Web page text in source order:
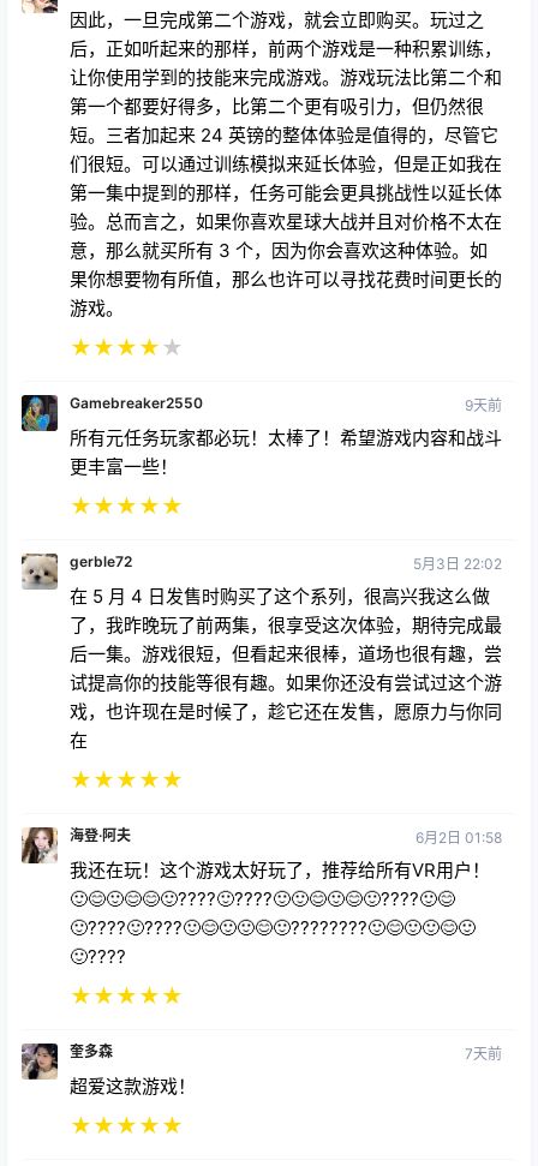
因此，一旦完成第二个游戏，就会立即购买。玩过之
后，正如听起来的那样，前两个游戏是一种积累训练，
让你使用学到的技能来完成游戏。游戏玩法比第二个和
第一个都要好得多，比第二个更有吸引力，但仍然很
短。三者加起来 24 英镑的整体体验是值得的，尽管它
们很短。可以通过训练模拟来延长体验，但是正如我在
第一集中提到的那样，任务可能会更具挑战性以延长体
验。总而言之，如果你喜欢星球大战并且对价格不太在
意，那么就买所有 3 个，因为你会喜欢这种体验。如
果你想要物有所值，那么也许可以寻找花费时间更长的
游戏。
★★★★★
Gamebreaker2550 9天前
所有元任务玩家都必玩！太棒了！希望游戏内容和战斗
更丰富一些！
★★★★★
gerble72 5月3日 22:02
在 5 月 4 日发售时购买了这个系列，很高兴我这么做
了，我昨晚玩了前两集，很享受这次体验，期待完成最
后一集。游戏很短，但看起来很棒，道场也很有趣，尝
试提高你的技能等很有趣。如果你还没有尝试过这个游
戏，也许现在是时候了，趁它还在发售，愿原力与你同
在
★★★★★
海登·阿夫 6月2日 01:58
我还在玩！这个游戏太好玩了，推荐给所有VR用户！
🙂😊🙂😊😊🙂????🙂????🙂🙂😊🙂😊🙂????🙂😊
🙂????🙂????🙂😊🙂🙂😊🙂????????🙂😊🙂🙂😊🙂
🙂????
★★★★★
奎多森 7天前
超爱这款游戏！
★★★★★